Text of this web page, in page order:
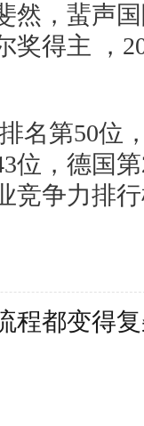
然，蜚声
奖得主 ，
名第50位
位，德国
竞争力排
程都变得